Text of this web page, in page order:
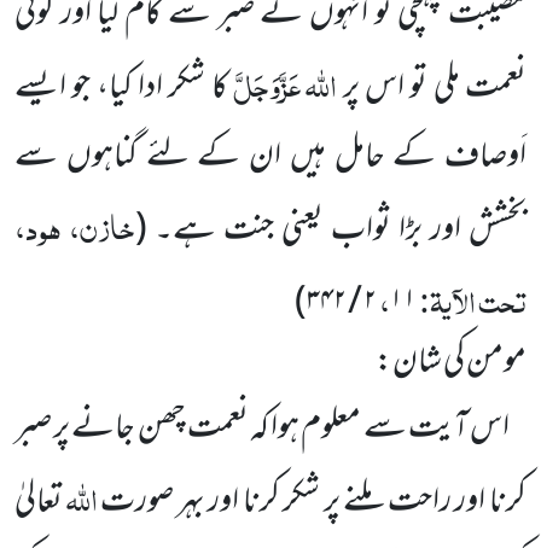
مصیبت پہنچی تو انہوں نے صبرسے کام لیا اور کوئی
نعمت ملی تو اس پراللہعَزَّوَجَلَّکا شکر ادا کیا، جو ایسے
اَوصاف کے حامل ہیں ان کے لئے گناہوں سے
بخششاور بڑا ثواب یعنی جنت ہے۔(خازن، ہود،
تحت الآیۃ:۱۱،۲/۳۴۲)
مومن کی شان:
اس آیت سے معلوم ہوا کہ نعمت چھن جانے پر صبر
کرنا اور راحت ملنے پر شکر کرنا اور بہر صورتاللہتعالیٰ